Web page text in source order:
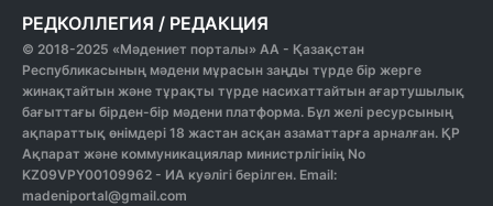
РЕДКОЛЛЕГИЯ / РЕДАКЦИЯ
© 2018-2025 «Мәдениет порталы» АА - Қазақстан
Республикасының мәдени мұрасын заңды түрде бір жерге
жинақтайтын және тұрақты түрде насихаттайтын ағартушылық
бағыттағы бірден-бір мәдени платформа. Бұл желі ресурсының
ақпараттық өнімдері 18 жастан асқан азаматтарға арналған. ҚР
Ақпарат және коммуникациялар министрлігінің No
KZ09VPY00109962 - ИА куәлігі берілген. Email:
madeniportal@gmail.com